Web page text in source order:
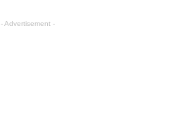
- Advertisement -